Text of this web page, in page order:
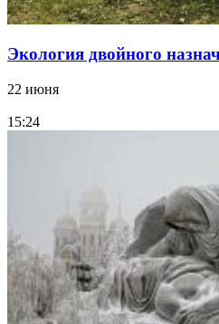
Экология двойного
22 июня
15:24